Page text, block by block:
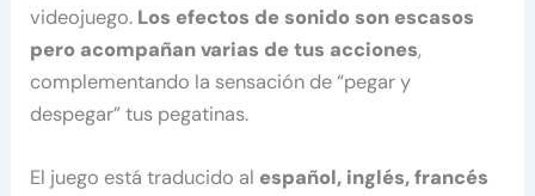
videojuego. Los efectos de sonido son escasos
pero acompañan varias de tus acciones,
complementando la sensación de “pegar y
despegar” tus pegatinas.
El juego está traducido al español, inglés, francés